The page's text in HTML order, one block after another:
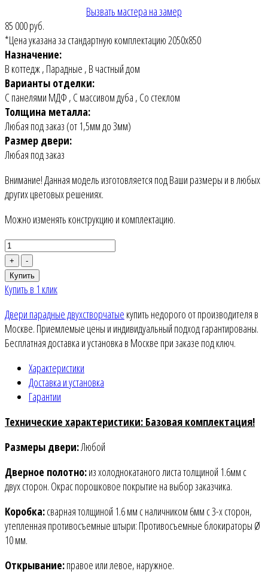
Вызвать мастера на замер
85 000 руб.
*Цена указана за стандартную комплектацию 2050х850
Назначение:
В коттедж, Парадные , В частный дом
Варианты отделки:
С панелями МДФ , С массивом дуба , Со стеклом
Толщина металла:
Любая под заказ (от 1,5мм до 3мм)
Размер двери:
Любая под заказ
Внимание! Данная модель изготовляется под Ваши размеры и в любых
других цветовых решениях.
Можно изменять конструкцию и комплектацию.
+
-
Купить
Купить в 1 клик
Двери парадные двухстворчатые купить недорого от производителя в
Москве. Приемлемые цены и индивидуальный подход гарантированы.
Бесплатная доставка и установка в Москве при заказе под ключ.
Характеристики
Доставка и установка
Гарантии
Технические характеристики: Базовая комплектация!
Размеры двери:Любой
Дверное полотно:из холоднокатаного листа толщиной 1.6мм c
двух сторон. Окрас порошковое покрытие на выбор заказчика.
Коробка:сварная толщиной 1.6 мм с наличником 6мм с 3-х сторон,
утепленная противосъемные штыри: Противосъемные блокираторы Ø
10 мм.
Открывание:правое или левое, наружное.